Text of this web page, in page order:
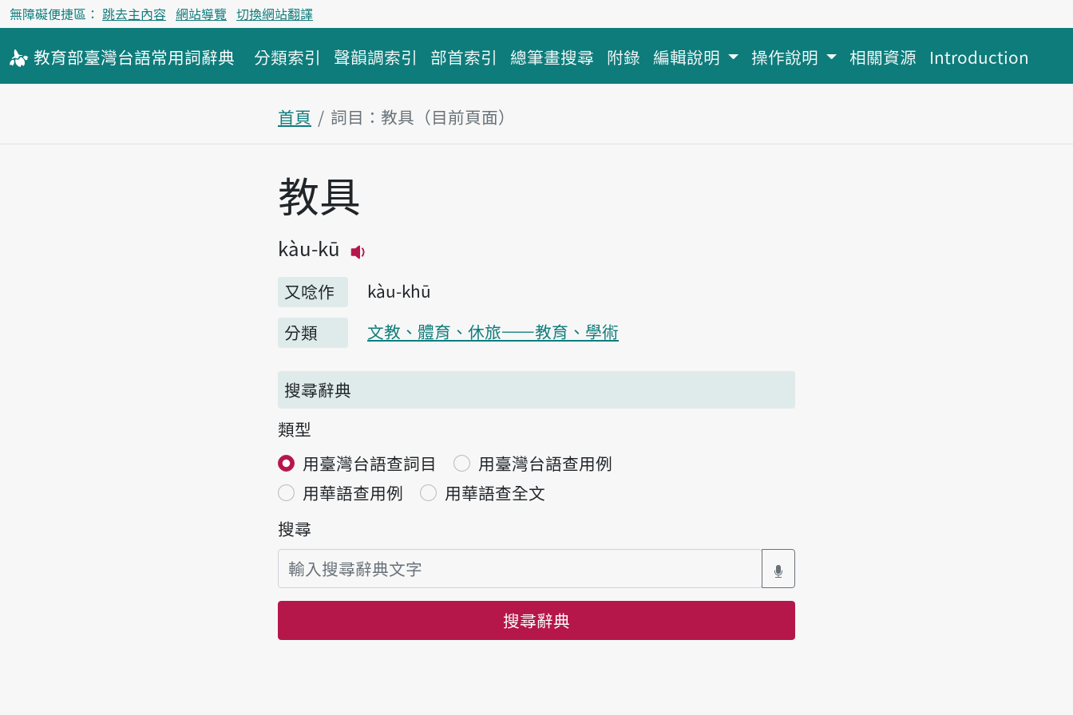
無障礙便捷區： 跳去主內容 網站導覽 切換網站翻譯
教育部臺灣台語常用詞辭典 分類索引 聲韻調索引 部首索引 總筆畫搜尋 附錄 編輯說明 操作說明 相關資源 Introduction
首頁 詞目：教具（目前頁面）
主內容區塊
教具
kàu-kū
又唸作
kàu-khū
分類
文教、體育、休旅——教育、學術
搜尋辭典
類型
用臺灣台語查詞目
用臺灣台語查用例
用華語查用例
用華語查全文
搜尋
搜尋辭典